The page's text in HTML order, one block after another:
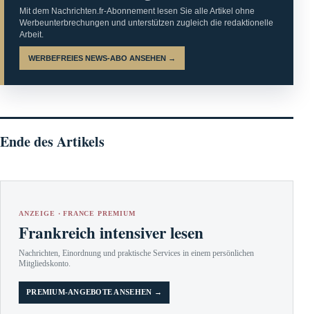
Mit dem Nachrichten.fr-Abonnement lesen Sie alle Artikel ohne
Werbeunterbrechungen und unterstützen zugleich die redaktionelle
Arbeit.
WERBEFREIES NEWS-ABO ANSEHEN →
Ende des Artikels
ANZEIGE · FRANCE PREMIUM
Frankreich intensiver lesen
Nachrichten, Einordnung und praktische Services in einem persönlichen
Mitgliedskonto.
PREMIUM-ANGEBOTE ANSEHEN →